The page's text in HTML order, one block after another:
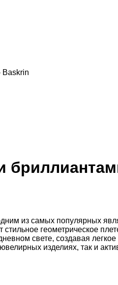
из самых популярных
геометрическое
свете, создавая
изделиях, так и